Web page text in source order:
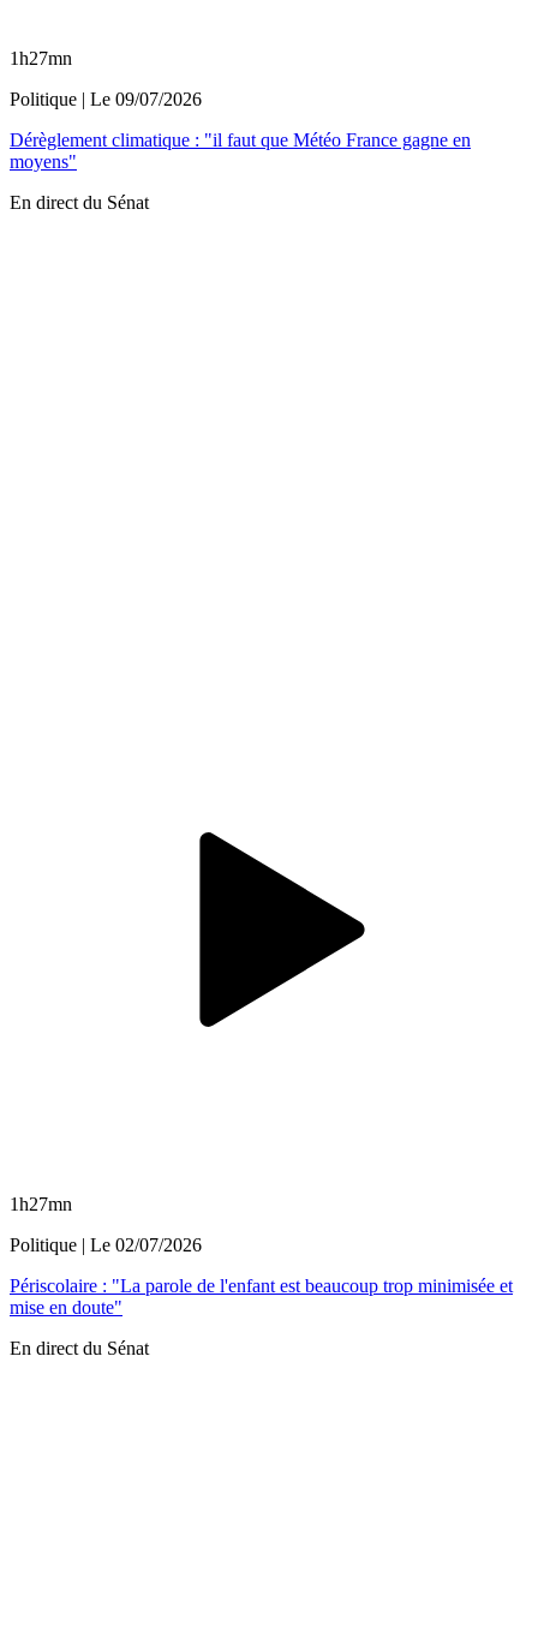
1h27mn
Politique | Le 09/07/2026
Dérèglement climatique : "il faut que Météo France gagne en
moyens"
En direct du Sénat
1h27mn
Politique | Le 02/07/2026
Périscolaire : "La parole de l'enfant est beaucoup trop minimisée et
mise en doute"
En direct du Sénat